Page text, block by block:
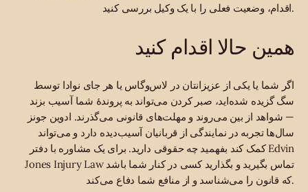
اقدام، وضعیت فعلی را با یک وکیل بررسی کنید.
همین حالا اقدام کنید
اگر شما یا یکی از عزیزانتان در لاس‌وگاس یا هر جای نوادا توسط
سگ گزیده شده‌اید، صبر کردن می‌تواند به پروندهٔ شما آسیب بزند
— شواهد از بین می‌روند و مهلت‌های قانونی می‌گذرند. ادوین جونز
سال‌ها تجربه در نمایندگی از قربانیان آسیب‌دیده دارد و می‌تواند
کمک کند بفهمید چه حقوقی دارید. برای یک مشاوره با دفتر Edvin
Jones Injury Law تماس بگیرید و بگذارید کسی در کنار شما باشد
که قانون را می‌شناسد و از منافع شما دفاع می‌کند.